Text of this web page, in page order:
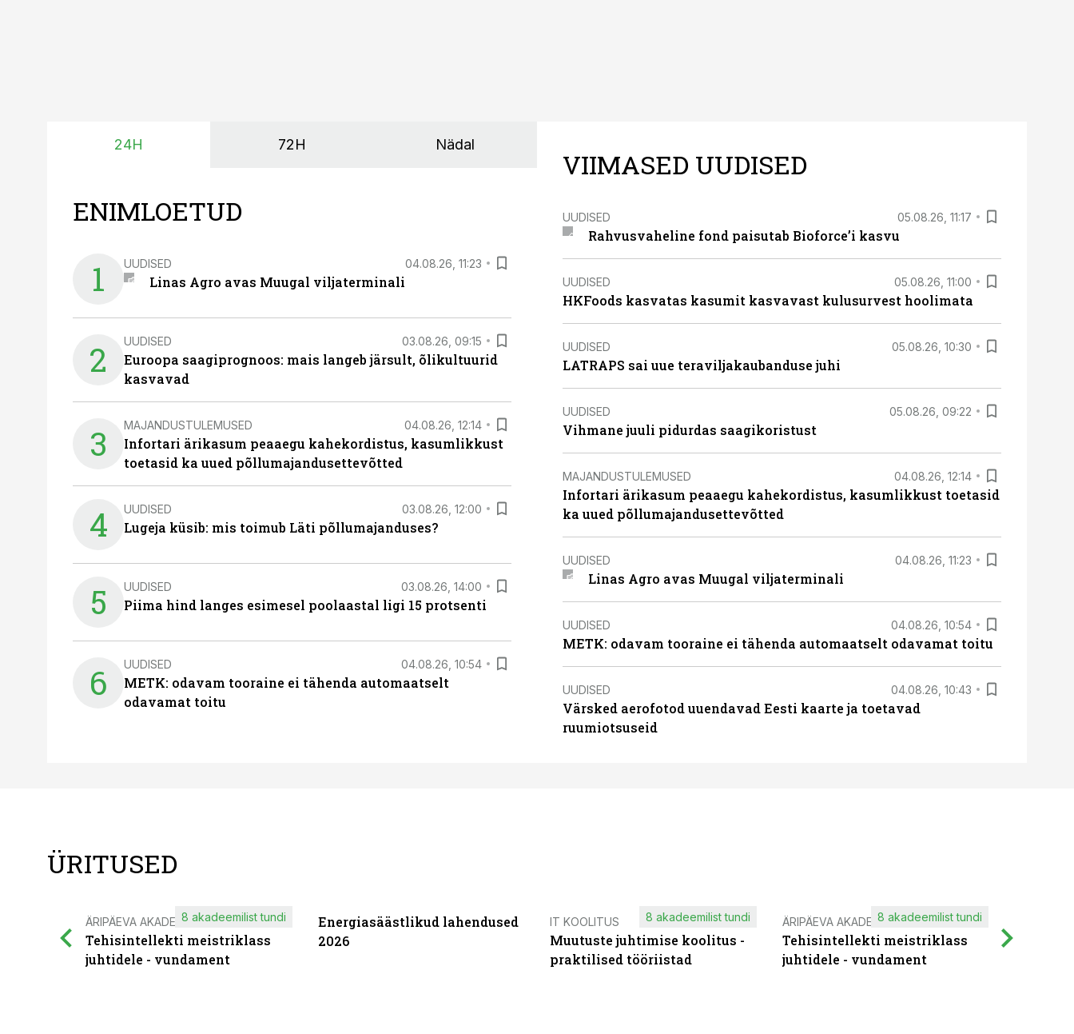
24H 72H Nädal
ENIMLOETUD
1 UUDISED 04.08.26, 11:23
Linas Agro avas Muugal viljaterminali
2 UUDISED 03.08.26, 09:15
Euroopa saagiprognoos: mais langeb järsult, õlikultuurid
kasvavad
3 MAJANDUSTULEMUSED 04.08.26, 12:14
Infortari ärikasum peaaegu kahekordistus, kasumlikkust
toetasid ka uued põllumajandusettevõtted
4 UUDISED 03.08.26, 12:00
Lugeja küsib: mis toimub Läti põllumajanduses?
5 UUDISED 03.08.26, 14:00
Piima hind langes esimesel poolaastal ligi 15 protsenti
6 UUDISED 04.08.26, 10:54
METK: odavam tooraine ei tähenda automaatselt
odavamat toitu
VIIMASED UUDISED
UUDISED 05.08.26, 11:17
Rahvusvaheline fond paisutab Bioforce’i kasvu
UUDISED 05.08.26, 11:00
HKFoods kasvatas kasumit kasvavast kulusurvest hoolimata
UUDISED 05.08.26, 10:30
LATRAPS sai uue teraviljakaubanduse juhi
UUDISED 05.08.26, 09:22
Vihmane juuli pidurdas saagikoristust
MAJANDUSTULEMUSED 04.08.26, 12:14
Infortari ärikasum peaaegu kahekordistus, kasumlikkust toetasid
ka uued põllumajandusettevõtted
UUDISED 04.08.26, 11:23
Linas Agro avas Muugal viljaterminali
UUDISED 04.08.26, 10:54
METK: odavam tooraine ei tähenda automaatselt odavamat toitu
UUDISED 04.08.26, 10:43
Värsked aerofotod uuendavad Eesti kaarte ja toetavad
ruumiotsuseid
ÜRITUSED
ÄRIPÄEVA AKADEEMIA
Tehisintellekti meistriklass
juhtidele - vundament
8 akadeemilist tundi
Energiasäästlikud lahendused
2026
IT KOOLITUS
Muutuste juhtimise koolitus -
praktilised tööriistad
8 akadeemilist tundi ÄRIPÄEVA AKADEEMIA
Tehisintellekti meistriklass
juhtidele - vundament
8 akadeemilist tundi